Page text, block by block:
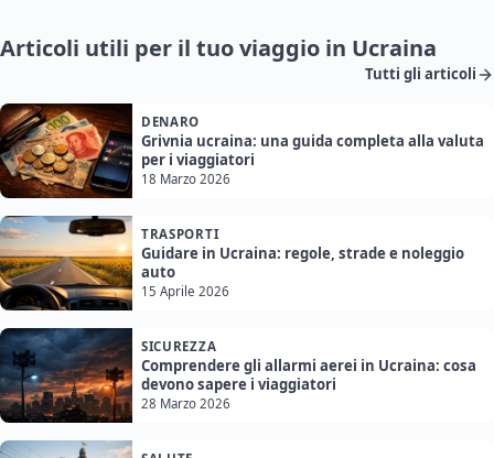
Articoli utili per il tuo viaggio in Ucraina
Tutti gli articoli
DENARO
Grivnia ucraina: una guida completa alla valuta
per i viaggiatori
18 Marzo 2026
TRASPORTI
Guidare in Ucraina: regole, strade e noleggio
auto
15 Aprile 2026
SICUREZZA
Comprendere gli allarmi aerei in Ucraina: cosa
devono sapere i viaggiatori
28 Marzo 2026